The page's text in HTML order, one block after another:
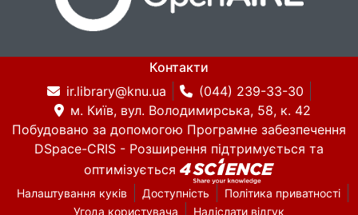
Контакти
ir.library@knu.ua
(044) 239-33-30
м. Київ, вул. Володимирська, 58, к. 42
Побудовано за допомогою Програмне забезпечення
DSpace-CRIS - Розширення підтримується та
оптимізується
Налаштування куків Доступність
Політика приватності
Угода користувача
Надіслати відгук